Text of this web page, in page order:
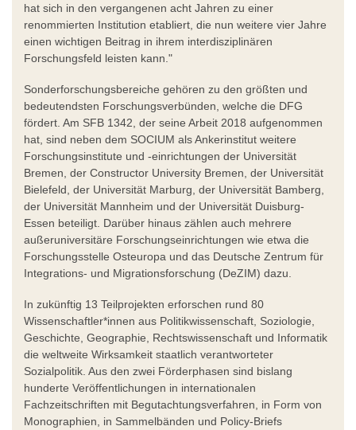
hat sich in den vergangenen acht Jahren zu einer
renommierten Institution etabliert, die nun weitere vier Jahre
einen wichtigen Beitrag in ihrem interdisziplinären
Forschungsfeld leisten kann."
Sonderforschungsbereiche gehören zu den größten und
bedeutendsten Forschungsverbünden, welche die DFG
fördert. Am SFB 1342, der seine Arbeit 2018 aufgenommen
hat, sind neben dem SOCIUM als Ankerinstitut weitere
Forschungsinstitute und -einrichtungen der Universität
Bremen, der Constructor University Bremen, der Universität
Bielefeld, der Universität Marburg, der Universität Bamberg,
der Universität Mannheim und der Universität Duisburg-
Essen beteiligt. Darüber hinaus zählen auch mehrere
außeruniversitäre Forschungseinrichtungen wie etwa die
Forschungsstelle Osteuropa und das Deutsche Zentrum für
Integrations- und Migrationsforschung (DeZIM) dazu.
In zukünftig 13 Teilprojekten erforschen rund 80
Wissenschaftler*innen aus Politikwissenschaft, Soziologie,
Geschichte, Geographie, Rechtswissenschaft und Informatik
die weltweite Wirksamkeit staatlich verantworteter
Sozialpolitik. Aus den zwei Förderphasen sind bislang
hunderte Veröffentlichungen in internationalen
Fachzeitschriften mit Begutachtungsverfahren, in Form von
Monographien, in Sammelbänden und Policy-Briefs